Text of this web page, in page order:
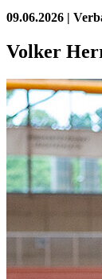
09.06.2026 |
Volker